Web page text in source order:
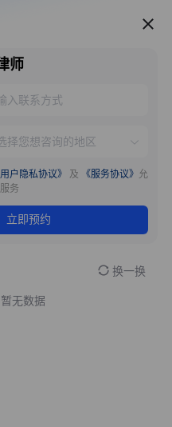
服务推荐
师
用户隐私协议》 及 《服务协议》 允
务
立即预约
换一换
暂无数据